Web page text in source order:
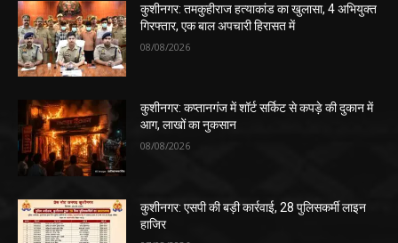
कुशीनगर: तमकुहीराज हत्याकांड का खुलासा, 4 अभियुक्त
गिरफ्तार, एक बाल अपचारी हिरासत में
08/08/2026
कुशीनगर: कप्तानगंज में शॉर्ट सर्किट से कपड़े की दुकान में
आग, लाखों का नुकसान
08/08/2026
कुशीनगर: एसपी की बड़ी कार्रवाई, 28 पुलिसकर्मी लाइन
हाजिर